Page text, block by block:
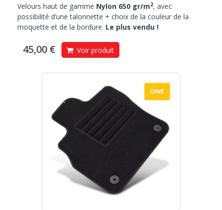
Velours haut de gamme Nylon 650 gr/m2, avec
possibilité d’une talonnette + choix de la couleur de la
moquette et de la bordure. Le plus vendu !
45,00 € Voir produit